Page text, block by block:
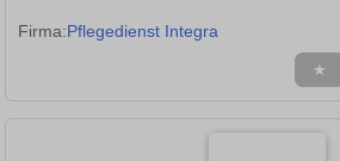
Firma:Pflegedienst Integra
★